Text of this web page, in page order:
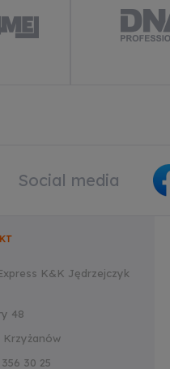
Social media
K&K Jędrzejczyk
48
Krzyżanów
30 25